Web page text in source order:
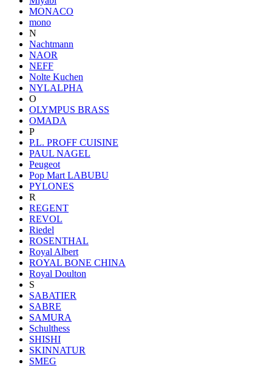
MONACO
mono
N
Nachtmann
NAOR
NEFF
Nolte Kuchen
NYLALPHA
O
OLYMPUS BRASS
OMADA
P
P.L. PROFF CUISINE
PAUL NAGEL
Peugeot
Pop Mart LABUBU
PYLONES
R
REGENT
REVOL
Riedel
ROSENTHAL
Royal Albert
ROYAL BONE CHINA
Royal Doulton
S
SABATIER
SABRE
SAMURA
Schulthess
SHISHI
SKINNATUR
SMEG